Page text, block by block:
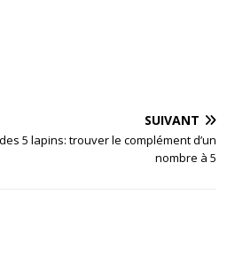
SUIVANT
5 lapins: trouver le complément d’un
nombre à 5